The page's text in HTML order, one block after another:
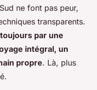
ne font pas peur,
transparents.
par une
intégral, un
propre. Là, plus